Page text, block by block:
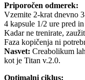
Priporočen odmerek:
Vzemite 2-krat dnevno
4 kapsule 1/2 ure pred
Kadar ne trenirate,
Faza kopičenja ni
Nasvet: Creabolikum
kot je Titan v.2.0.
Optimalni ciklus: